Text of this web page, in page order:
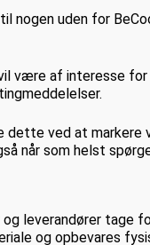
nogen uden for
være af interesse
dette ved at
når som helst
leverandører tage
og opbevares